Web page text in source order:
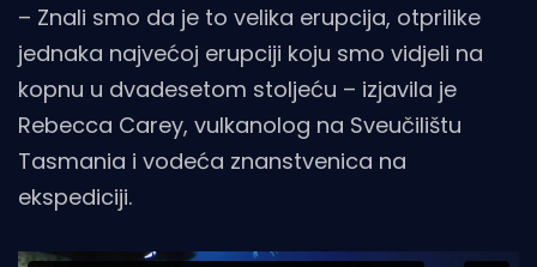
– Znali smo da je to velika erupcija, otprilike
jednaka najvećoj erupciji koju smo vidjeli na
kopnu u dvadesetom stoljeću – izjavila je
Rebecca Carey, vulkanolog na Sveučilištu
Tasmania i vodeća znanstvenica na
ekspediciji.